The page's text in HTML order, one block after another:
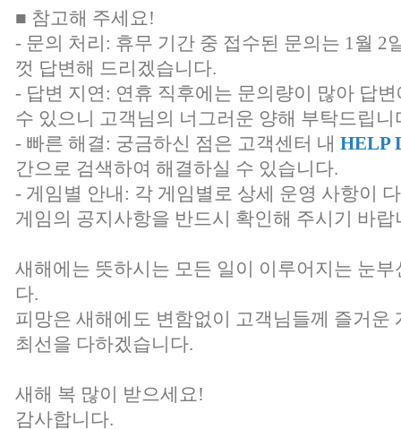
■ 참고해 주세요!
- 문의 처리: 휴무 기간 중 접수된 문의는 1월 2
껏 답변해 드리겠습니다.
- 답변 지연: 연휴 직후에는 문의량이 많아 답
수 있으니 고객님의 너그러운 양해 부탁드립니
- 빠른 해결: 궁금하신 점은 고객센터 내 HELP
간으로 검색하여 해결하실 수 있습니다.
- 게임별 안내: 각 게임별로 상세 운영 사항이
게임의 공지사항을 반드시 확인해 주시기 바랍
새해에는 뜻하시는 모든 일이 이루어지는 눈
다.
피망은 새해에도 변함없이 고객님들께 즐거운
최선을 다하겠습니다.
새해 복 많이 받으세요!
감사합니다.